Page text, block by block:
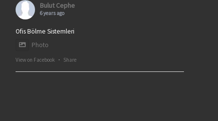
Bulut Cephe
6 years ago
Ofis Bölme Sistemleri
Photo
View on Facebook · Share